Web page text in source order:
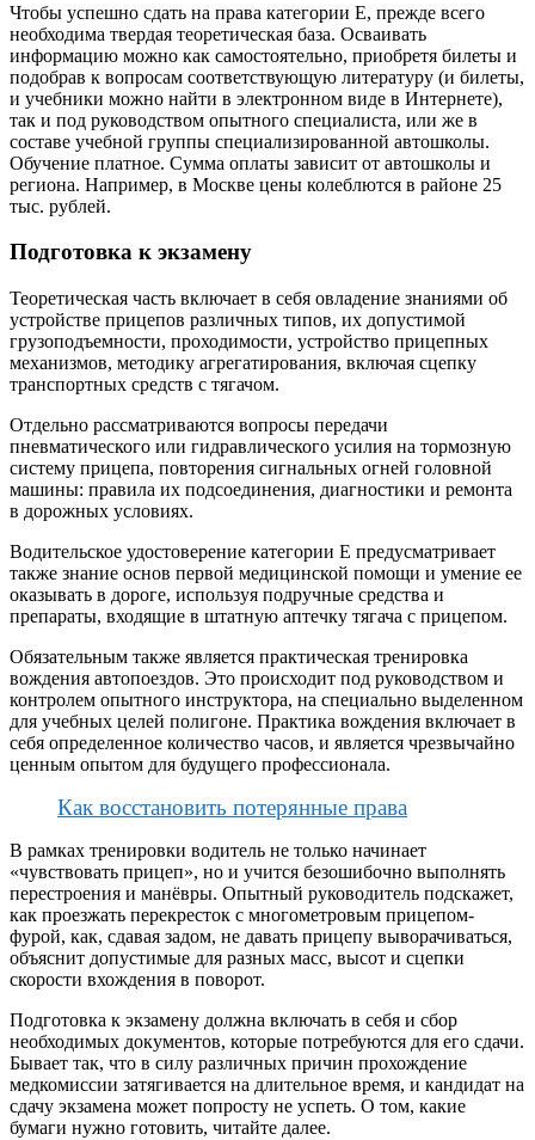
Чтобы успешно сдать на права категории Е, прежде всего
необходима твердая теоретическая база. Осваивать
информацию можно как самостоятельно, приобретя билеты и
подобрав к вопросам соответствующую литературу (и билеты,
и учебники можно найти в электронном виде в Интернете),
так и под руководством опытного специалиста, или же в
составе учебной группы специализированной автошколы.
Обучение платное. Сумма оплаты зависит от автошколы и
региона. Например, в Москве цены колеблются в районе 25
тыс. рублей.
Подготовка к экзамену
Теоретическая часть включает в себя овладение знаниями об
устройстве прицепов различных типов, их допустимой
грузоподъемности, проходимости, устройство прицепных
механизмов, методику агрегатирования, включая сцепку
транспортных средств с тягачом.
Отдельно рассматриваются вопросы передачи
пневматического или гидравлического усилия на тормозную
систему прицепа, повторения сигнальных огней головной
машины: правила их подсоединения, диагностики и ремонта
в дорожных условиях.
Водительское удостоверение категории Е предусматривает
также знание основ первой медицинской помощи и умение ее
оказывать в дороге, используя подручные средства и
препараты, входящие в штатную аптечку тягача с прицепом.
Обязательным также является практическая тренировка
вождения автопоездов. Это происходит под руководством и
контролем опытного инструктора, на специально выделенном
для учебных целей полигоне. Практика вождения включает в
себя определенное количество часов, и является чрезвычайно
ценным опытом для будущего профессионала.
Как восстановить потерянные права
В рамках тренировки водитель не только начинает
«чувствовать прицеп», но и учится безошибочно выполнять
перестроения и манёвры. Опытный руководитель подскажет,
как проезжать перекресток с многометровым прицепом-
фурой, как, сдавая задом, не давать прицепу выворачиваться,
объяснит допустимые для разных масс, высот и сцепки
скорости вхождения в поворот.
Подготовка к экзамену должна включать в себя и сбор
необходимых документов, которые потребуются для его сдачи.
Бывает так, что в силу различных причин прохождение
медкомиссии затягивается на длительное время, и кандидат на
сдачу экзамена может попросту не успеть. О том, какие
бумаги нужно готовить, читайте далее.